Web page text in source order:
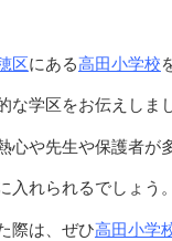
区にある高田小学校
な学区をお伝えしま
心や先生や保護者が
入れられるでしょう。
際は、ぜひ高田小学